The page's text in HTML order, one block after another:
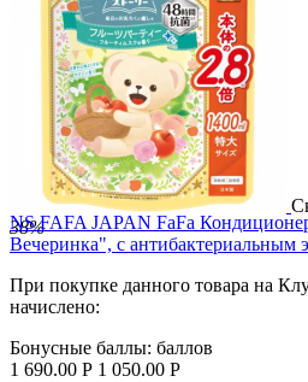
38%
NS FAFA JAPAN FaFa
Вечеринка", с антибактериальным
При покупке данного товара на
начислено:
Бонусные баллы: баллов
1 690.00 Р 1 050.00 Р